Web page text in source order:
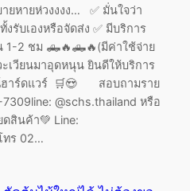
ยหายห่วงงงง… ✅ มั่นใจว่า
รับเองหรือจัดส่ง ✅ มีบริการ
1-2 ชม 🛻🔥🛻🔥(มีค่าใช้จ่าย
วียนมาอุดหนุน ยินดีให้บริการ
ฮาร์ดแวร์ 🛒😍 สอบถามราย
@schs.thailand หรือ
สินค้า💚 Line:
ทร 02…